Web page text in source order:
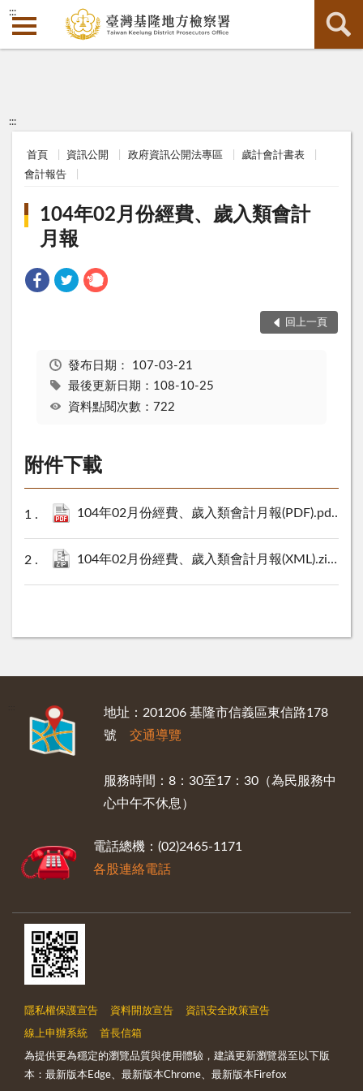
:::
:::
首頁 資訊公開 政府資訊公開法專區
歲計會計書表
會計報告
104年02月份經費、歲入類會計
月報
回上一頁
發布日期： 107-03-21
最後更新日期：108-10-25
資料點閱次數：722
附件下載
104年02月份經費、歲入類會計月報(PDF).pdf
104年02月份經費、歲入類會計月報(XML).zip
地址：201206 基隆市信義區東信路178
號 交通導覽
服務時間：8：30至17：30（為民服務中
心中午不休息）
電話總機：(02)2465-1171
各股連絡電話
隱私權保護宣告 資料開放宣告 資訊安全政策宣告
線上申辦系統 首長信箱
為提供更為穩定的瀏覽品質與使用體驗，建議更新瀏覽器至以下版
本：最新版本Edge、最新版本Chrome、最新版本Firefox